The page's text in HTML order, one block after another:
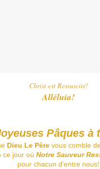
Christ est Ressuscité!
Alléluia!
Pâques à
Dieu Le Pèrevous comble
ce jour où Notre Sauveur
pour chacun d'entre nous!